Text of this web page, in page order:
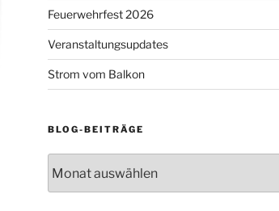
Feuerwehrfest 2026
Veranstaltungsupdates
Strom vom Balkon
BLOG-BEITRÄGE
Beiträge